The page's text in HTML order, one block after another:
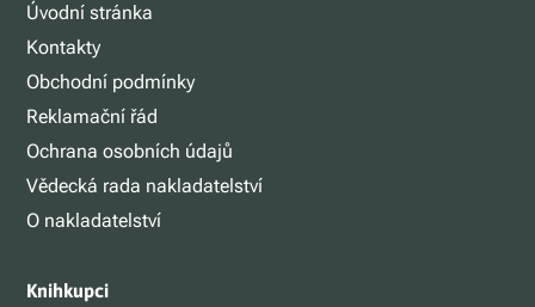
Úvodní stránka
Kontakty
Obchodní podmínky
Reklamační řád
Ochrana osobních údajů
Vědecká rada nakladatelství
O nakladatelství
Knihkupci